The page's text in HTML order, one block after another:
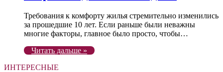
Требования к комфорту жилья стремительно изменились
за прошедшие 10 лет. Если раньше были неважны
многие факторы, главное было просто, чтобы…
Читать дальше »
ИНТЕРЕСНЫЕ